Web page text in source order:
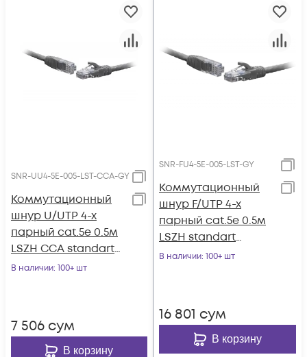
SNR-UU4-5E-005-LST-CCA-GY
Коммутационный
шнур U/UTP 4-х
парный cat.5e 0.5м
LSZH CCA standart
серый
В наличии: 100+ шт
7 506 сум
В корзину
SNR-FU4-5E-005-LST-GY
Коммутационный
шнур F/UTP 4-х
парный cat.5e 0.5м
LSZH standart
серый
В наличии: 100+ шт
16 801 сум
В корзину